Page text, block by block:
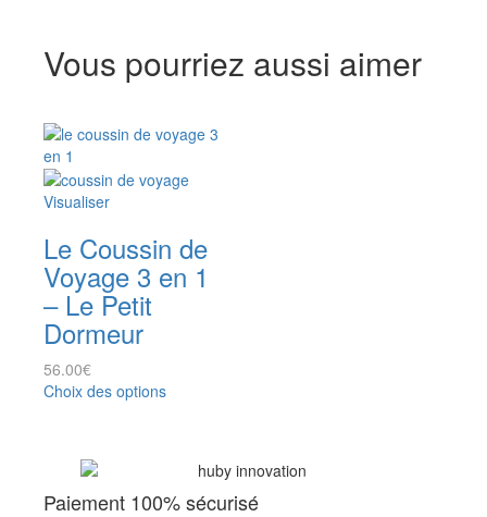
Vous pourriez aussi aimer
Visualiser
Le Coussin de
Voyage 3 en 1
– Le Petit
Dormeur
56.00€
Choix des options
Paiement 100% sécurisé